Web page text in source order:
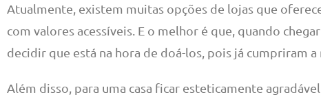
Atualmente, existem muitas opções de lojas que
com valores acessíveis. E o melhor é que, quando
decidir que está na hora de doá-los, pois já cumpriram
Além disso, para uma casa ficar esteticamente